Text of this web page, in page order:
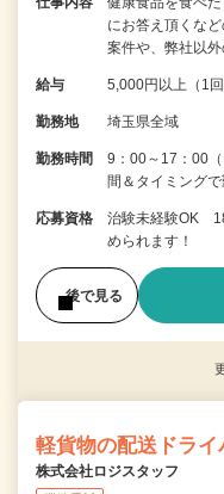
にお答え頂くな
案件や、弊社以
給与 5,000円以上（1
勤務地 埼玉県全域
勤務時間
9：00～17：00
間＆タイミング
応募資格
治験未経験OK
められます！
後で見る
軽貨物の配送ドライ
株式会社ロジスタッフ